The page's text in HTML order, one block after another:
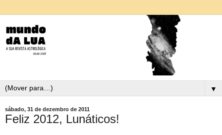
▼
sábado, 31 de dezembro de 2011
Feliz 2012, Lunáticos!